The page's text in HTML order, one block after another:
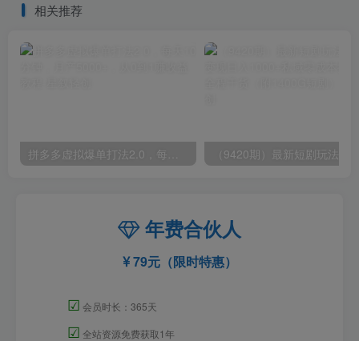
相关推荐
年费合伙人
79元（限时特惠）
☑ 会员时长：365天
☑ 全站资源免费获取1年